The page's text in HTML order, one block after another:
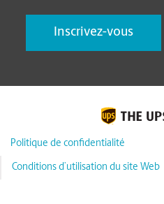
Politique de confidentialité
Conditions d’utilisation du site Web